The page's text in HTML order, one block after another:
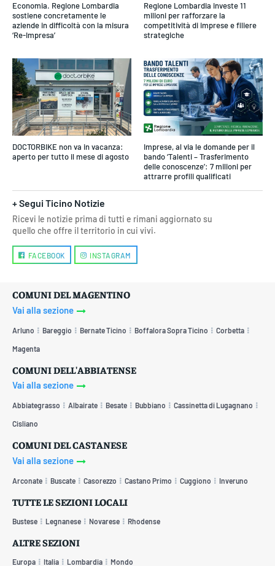
Economia. Regione Lombardia
sostiene concretamente le
aziende in difficoltà con la misura
‘Re-Impresa’
DOCTORBIKE non va in vacanza:
aperto per tutto il mese di agosto
Regione Lombardia investe 11
milioni per rafforzare la
competitività di imprese e filiere
strategiche
Imprese, al via le domande per il
bando ‘Talenti – Trasferimento
delle conoscenze’: 7 milioni per
attrarre profili qualificati
+ Segui Ticino Notizie
Ricevi le notizie prima di tutti e rimani aggiornato su
quello che offre il territorio in cui vivi.
FACEBOOK INSTAGRAM
COMUNI DEL MAGENTINO
Vai alla sezione
Arluno Bareggio Bernate Ticino Boffalora Sopra Ticino Corbetta
Magenta
COMUNI DELL'ABBIATENSE
Vai alla sezione
Abbiategrasso Albairate Besate Bubbiano Cassinetta di Lugagnano
Cisliano
COMUNI DEL CASTANESE
Vai alla sezione
Arconate Buscate Casorezzo Castano Primo Cuggiono Inveruno
TUTTE LE SEZIONI LOCALI
Bustese Legnanese Novarese Rhodense
ALTRE SEZIONI
Europa Italia Lombardia Mondo